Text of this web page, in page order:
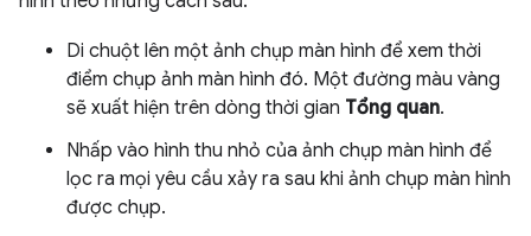
Di chuột lên một ảnh chụp màn hình để xem thời
điểm chụp ảnh màn hình đó. Một đường màu vàng
sẽ xuất hiện trên dòng thời gian Tổng quan.
Nhấp vào hình thu nhỏ của ảnh chụp màn hình để
lọc ra mọi yêu cầu xảy ra sau khi ảnh chụp màn hình
được chụp.